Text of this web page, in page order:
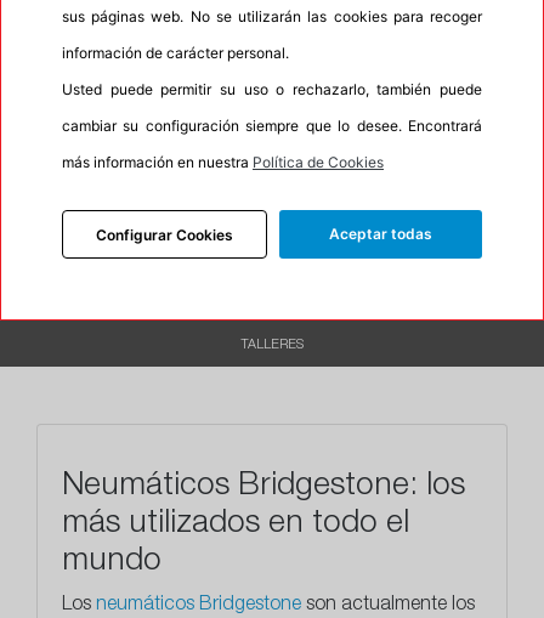
P.O.R. No
TALLERES
Neumáticos Bridgestone: los
más utilizados en todo el
mundo
Los neumáticos Bridgestone son actualmente los
sus páginas web. No se utilizarán las cookies para recoger
información de carácter personal.
Usted puede permitir su uso o rechazarlo, también puede
cambiar su configuración siempre que lo desee. Encontrará
más información en nuestra Política de Cookies
Configurar Cookies Aceptar todas